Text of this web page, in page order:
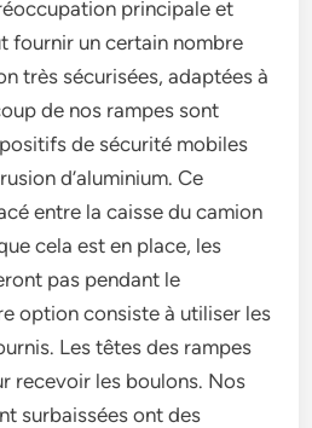
principale et
fournir un certain nombre
très sécurisées, adaptées à
de nos rampes sont
de sécurité mobiles
d’aluminium. Ce
entre la caisse du camion
cela est en place, les
pas pendant le
option consiste à utiliser les
Les têtes des rampes
recevoir les boulons. Nos
surbaissées ont des